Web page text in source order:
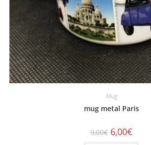
Mug
mug metal Paris
9,00€ 6,00€